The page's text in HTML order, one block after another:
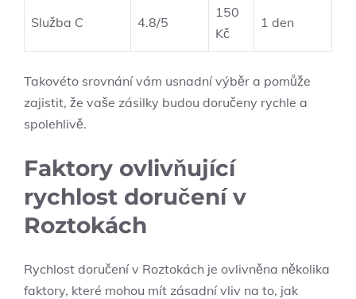
Služba C 4.8/5
150
Kč
1 den
Takovéto srovnání vám usnadní výběr a pomůže
zajistit, že vaše zásilky budou doručeny rychle a
spolehlivě.
Faktory ovlivňující
rychlost​ doručení v⁢
Roztokách
Rychlost doručení‍ v Roztokách je ovlivněna několika
faktory, které mohou mít⁤ zásadní ​vliv na‍ to, jak